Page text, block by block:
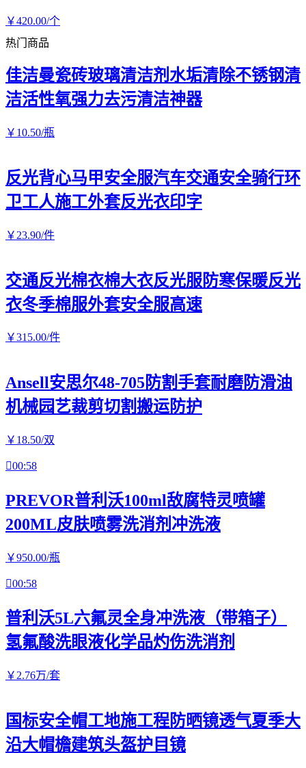
￥420.00/个
热门商品
佳洁曼瓷砖玻璃清洁剂水垢清除不锈钢清
洁活性氧强力去污清洁神器
￥ 10.50/瓶
反光背心马甲安全服汽车交通安全骑行环
卫工人施工外套反光衣印字
￥ 23.90/件
交通反光棉衣棉大衣反光服防寒保暖反光
衣冬季棉服外套安全服高速
￥315.00/件
Ansell安思尔48-705防割手套耐磨防滑油
机械园艺裁剪切割搬运防护
￥ 18.50/双
00:58
PREVOR普利沃100ml敌腐特灵喷罐
200ML皮肤喷雾洗消剂冲洗液
￥950.00/瓶
00:58
普利沃5L六氟灵全身冲洗液（带箱子）
氢氟酸洗眼液化学品灼伤洗消剂
￥ 2.76万/套
国标安全帽工地施工程防晒镜透气夏季大
沿大帽檐建筑头盔护目镜